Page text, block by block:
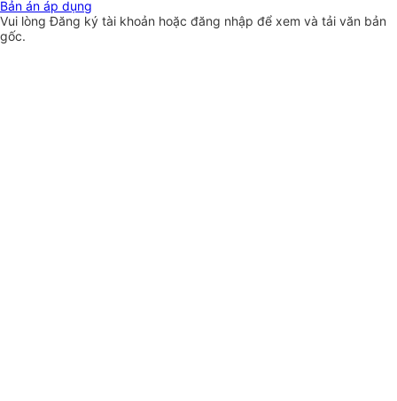
Bản án áp dụng
Vui lòngĐăng ký tài khoản hoặc đăng nhập để xem và tải văn bản
gốc.